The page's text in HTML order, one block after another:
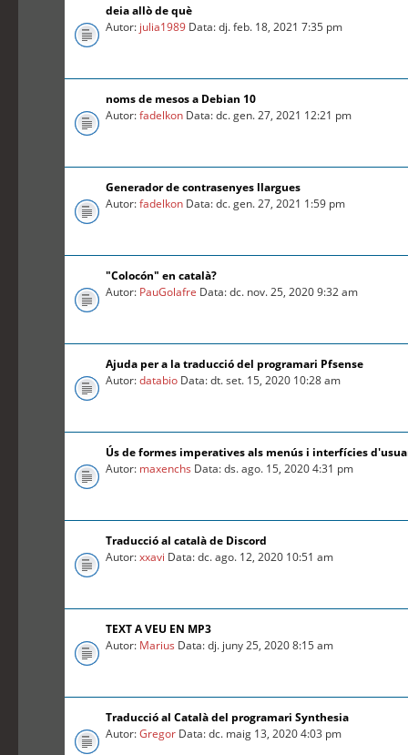
deia allò de què
Autor: julia1989 Data: dj. feb. 18, 2021 7:35 pm
noms de mesos a Debian 10
Autor:fadelkon Data: dc. gen. 27, 2021 12:21 pm
Generador de contrasenyes llargues
Autor:fadelkon Data: dc. gen. 27, 2021 1:59 pm
"Colocón" en català?
Autor: PauGolafre Data: dc. nov. 25, 2020 9:32 am
Ajuda per a la traducció del programari Pfsense
Autor:databio Data: dt. set. 15, 2020 10:28 am
Ús de formes imperatives als menús i interfícies
Autor: maxenchs Data: ds. ago. 15, 2020 4:31 pm
Traducció al català de Discord
Autor:xxavi Data: dc. ago. 12, 2020 10:51 am
TEXT A VEU EN MP3
Autor: Marius Data: dj. juny 25, 2020 8:15 am
Traducció al Català del programari Synthesia
Autor:Gregor Data: dc. maig 13, 2020 4:03 pm